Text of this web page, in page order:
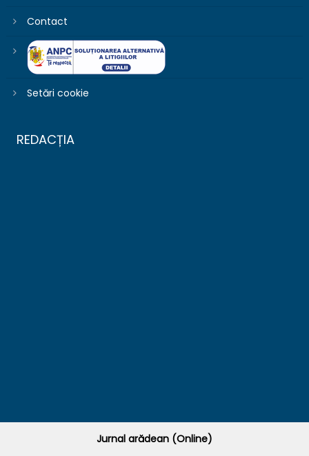
Contact
Setări cookie
REDACȚIA
Jurnal arădean (Online)